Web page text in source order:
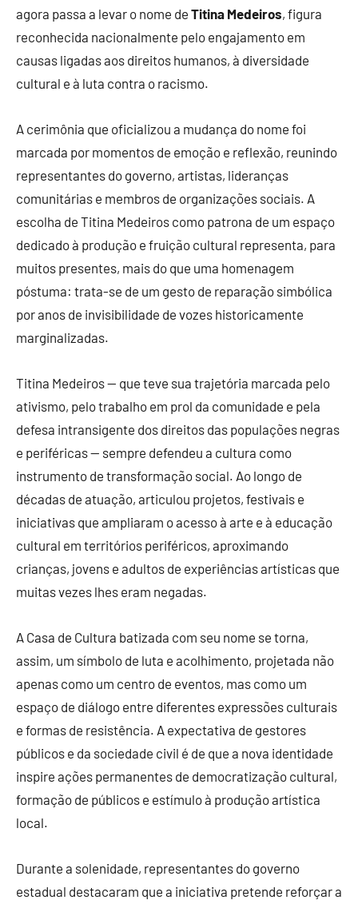
agora passa a levar o nome de Titina Medeiros, figura
reconhecida nacionalmente pelo engajamento em
causas ligadas aos direitos humanos, à diversidade
cultural e à luta contra o racismo.
A cerimônia que oficializou a mudança do nome foi
marcada por momentos de emoção e reflexão, reunindo
representantes do governo, artistas, lideranças
comunitárias e membros de organizações sociais. A
escolha de Titina Medeiros como patrona de um espaço
dedicado à produção e fruição cultural representa, para
muitos presentes, mais do que uma homenagem
póstuma: trata-se de um gesto de reparação simbólica
por anos de invisibilidade de vozes historicamente
marginalizadas.
Titina Medeiros — que teve sua trajetória marcada pelo
ativismo, pelo trabalho em prol da comunidade e pela
defesa intransigente dos direitos das populações negras
e periféricas — sempre defendeu a cultura como
instrumento de transformação social. Ao longo de
décadas de atuação, articulou projetos, festivais e
iniciativas que ampliaram o acesso à arte e à educação
cultural em territórios periféricos, aproximando
crianças, jovens e adultos de experiências artísticas que
muitas vezes lhes eram negadas.
A Casa de Cultura batizada com seu nome se torna,
assim, um símbolo de luta e acolhimento, projetada não
apenas como um centro de eventos, mas como um
espaço de diálogo entre diferentes expressões culturais
e formas de resistência. A expectativa de gestores
públicos e da sociedade civil é de que a nova identidade
inspire ações permanentes de democratização cultural,
formação de públicos e estímulo à produção artística
local.
Durante a solenidade, representantes do governo
estadual destacaram que a iniciativa pretende reforçar a